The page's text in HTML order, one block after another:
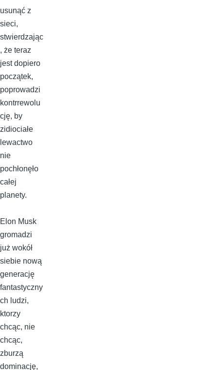
usunąć z
sieci,
stwierdzając
, że teraz
jest dopiero
początek,
poprowadzi
kontrrewolu
cję, by
zidiociałe
lewactwo
nie
pochłonęło
całej
planety.
Elon Musk
gromadzi
już wokół
siebie nową
generację
fantastyczny
ch ludzi,
ktorzy
chcąc, nie
chcąc,
zburzą
dominację,